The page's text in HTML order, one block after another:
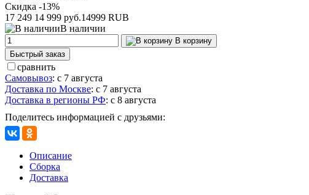
Скидка -13%
17 249 14 999 руб.14999 RUB
В наличии
В корзину
Быстрый заказ
сравнить
Самовывоз: с 7 августа
Доставка по Москве: с 7 августа
Доставка в регионы РФ: с 8 августа
Поделитесь информацией с друзьями:
Описание
Сборка
Доставка